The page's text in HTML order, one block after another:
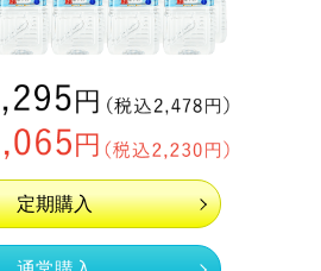
定期購入